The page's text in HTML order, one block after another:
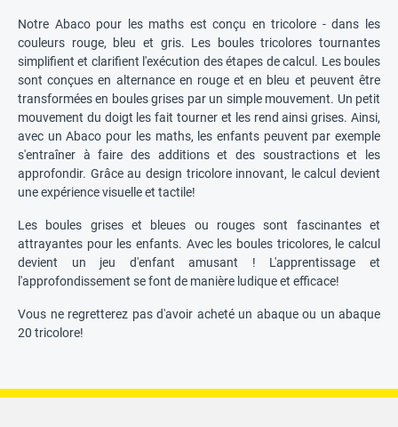
Notre Abaco pour les maths est conçu en tricolore - dans les
couleurs rouge, bleu et gris. Les boules tricolores tournantes
simplifient et clarifient l'exécution des étapes de calcul. Les boules
sont conçues en alternance en rouge et en bleu et peuvent être
transformées en boules grises par un simple mouvement. Un petit
mouvement du doigt les fait tourner et les rend ainsi grises. Ainsi,
avec un Abaco pour les maths, les enfants peuvent par exemple
s'entraîner à faire des additions et des soustractions et les
approfondir. Grâce au design tricolore innovant, le calcul devient
une expérience visuelle et tactile!
Les boules grises et bleues ou rouges sont fascinantes et
attrayantes pour les enfants. Avec les boules tricolores, le calcul
devient un jeu d'enfant amusant ! L'apprentissage et
l'approfondissement se font de manière ludique et efficace!
Vous ne regretterez pas d'avoir acheté un abaque ou un abaque
20 tricolore!